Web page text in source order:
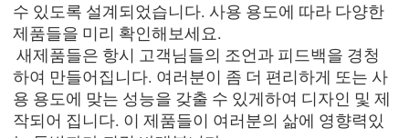
수 있도록 설계되었습니다. 사용 용도에 따라 다양한
제품들을 미리 확인해보세요.
새제품들은 항시 고객님들의 조언과 피드백을 경청
하여 만들어집니다. 여러분이 좀 더 편리하게 또는 사
용 용도에 맞는 성능을 갖출 수 있게하여 디자인 및 제
작되어 집니다. 이 제품들이 여러분의 삶에 영향력있